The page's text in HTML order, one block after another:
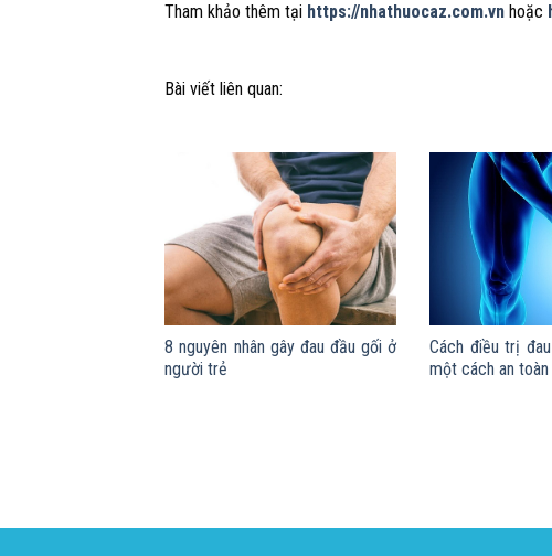
Tham khảo thêm tại https://nhathuocaz.com.vn hoặc
Bài viết liên quan:
8 nguyên nhân gây đau đầu gối ở
người trẻ
Cách điều trị
một cách an toàn